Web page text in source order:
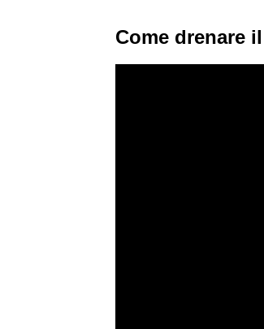
Come drenare